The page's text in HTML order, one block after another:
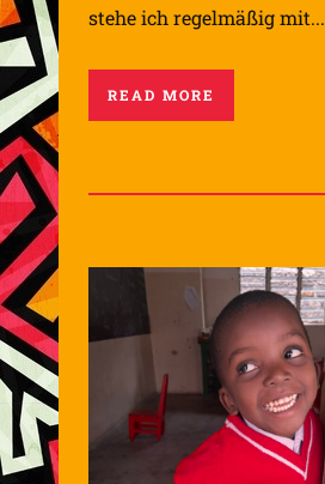
stehe ich regelmäßig mit...
READ MORE